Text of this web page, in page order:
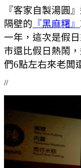
『客家自製湯圓
隔壁的 『黑麻糬』
一年，這次是假
市還比假日熱鬧
們6點左右來老闆
//